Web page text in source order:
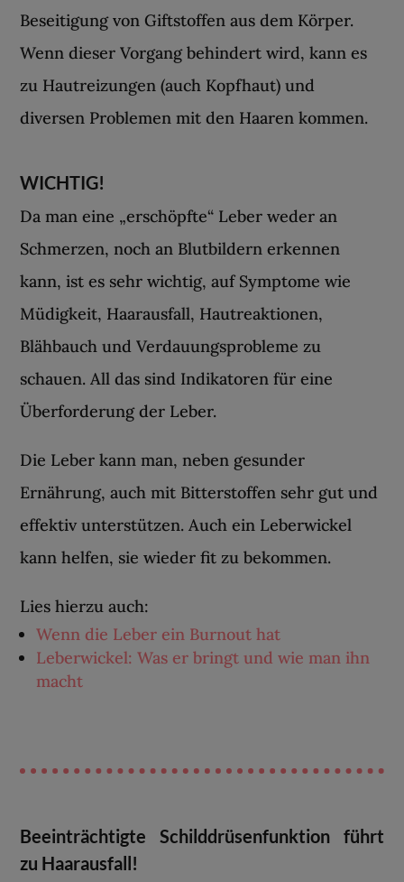
Beseitigung von Giftstoffen aus dem Körper.
Wenn dieser Vorgang behindert wird, kann es
zu Hautreizungen (auch Kopfhaut) und
diversen Problemen mit den Haaren kommen.
WICHTIG!
Da man eine „erschöpfte“ Leber weder an
Schmerzen, noch an Blutbildern erkennen
kann, ist es sehr wichtig, auf Symptome wie
Müdigkeit, Haarausfall, Hautreaktionen,
Blähbauch und Verdauungsprobleme zu
schauen. All das sind Indikatoren für eine
Überforderung der Leber.
Die Leber kann man, neben gesunder
Ernährung, auch mit Bitterstoffen sehr gut und
effektiv unterstützen. Auch ein Leberwickel
kann helfen, sie wieder fit zu bekommen.
Lies hierzu auch:
Wenn die Leber ein Burnout hat
Leberwickel: Was er bringt und wie man ihn
macht
Beeinträchtigte Schilddrüsenfunktion führt
zu Haarausfall!